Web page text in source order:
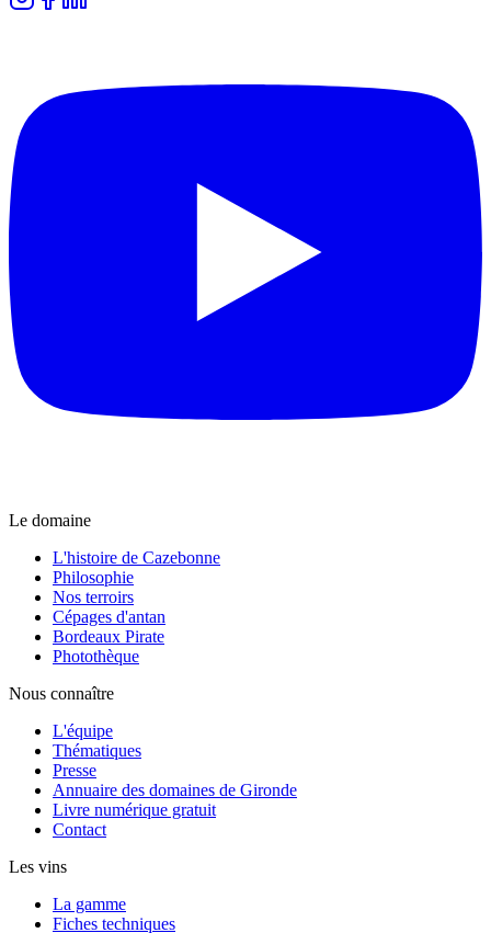
Le domaine
L'histoire de Cazebonne
Philosophie
Nos terroirs
Cépages d'antan
Bordeaux Pirate
Photothèque
Nous connaître
L'équipe
Thématiques
Presse
Annuaire des domaines de Gironde
Livre numérique gratuit
Contact
Les vins
La gamme
Fiches techniques